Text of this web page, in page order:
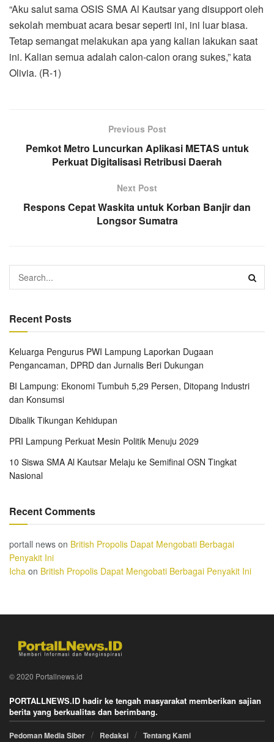
“Aku salut sama OSIS SMA Al Kautsar yang disupport oleh
sekolah membuat acara besar seperti ini, ini luar biasa.
Tetap semangat melakukan apa yang kalian lakukan saat
ini. Kalian semua adalah calon-calon orang sukes,” kata
Olivia. (R-1)
Previous Post
Pemkot Metro Luncurkan Aplikasi METAS untuk
Perkuat Digitalisasi Retribusi Daerah
Next Post
Respons Cepat Waskita untuk Korban Banjir dan
Longsor Sumatra
Recent Posts
Keluarga Pengurus PWI Lampung Laporkan Dugaan
Pengancaman, DPRD dan Jurnalis Beri Dukungan
BI Lampung: Ekonomi Tumbuh 5,29 Persen, Ditopang Industri
dan Konsumsi
Dibalik Tikungan Kehidupan
PRI Lampung Perkuat Mesin Politik Menuju 2029
10 Siswa SMA Al Kautsar Melaju ke Semifinal OSN Tingkat
Nasional
Recent Comments
portall news on British Propolis Dapat Mengobati Berbagai
Penyakit Ini
Icha on British Propolis Dapat Mengobati Berbagai Penyakit Ini
© 2020 Portallnews.id
PORTALLNEWS.ID hadir ke tengah masyarakat memberikan sajian
berita yang berkualitas dan berimbang.
Pedoman Media Siber Redaksi Tentang Kami